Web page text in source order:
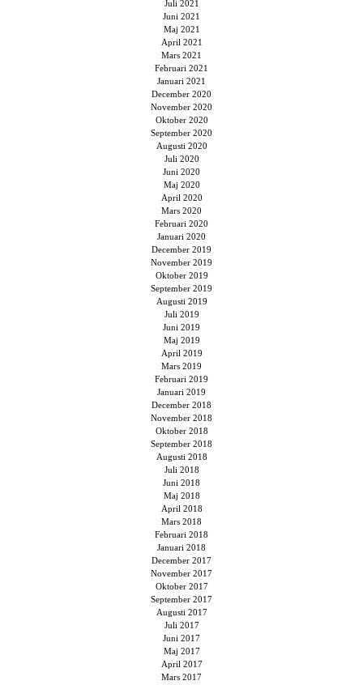
Juli 2021
Juni 2021
Maj 2021
April 2021
Mars 2021
Februari 2021
Januari 2021
December 2020
November 2020
Oktober 2020
September 2020
Augusti 2020
Juli 2020
Juni 2020
Maj 2020
April 2020
Mars 2020
Februari 2020
Januari 2020
December 2019
November 2019
Oktober 2019
September 2019
Augusti 2019
Juli 2019
Juni 2019
Maj 2019
April 2019
Mars 2019
Februari 2019
Januari 2019
December 2018
November 2018
Oktober 2018
September 2018
Augusti 2018
Juli 2018
Juni 2018
Maj 2018
April 2018
Mars 2018
Februari 2018
Januari 2018
December 2017
November 2017
Oktober 2017
September 2017
Augusti 2017
Juli 2017
Juni 2017
Maj 2017
April 2017
Mars 2017